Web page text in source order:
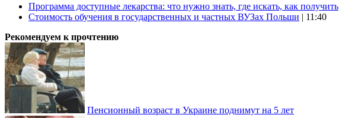
Программа доступные лекарства: что нужно знать, где искать, как получить
Стоимость обучения в государственных и частных ВУЗах Польши | 11:40
Рекомендуем к прочтению
Пенсионный возраст в Украине поднимут на 5 лет